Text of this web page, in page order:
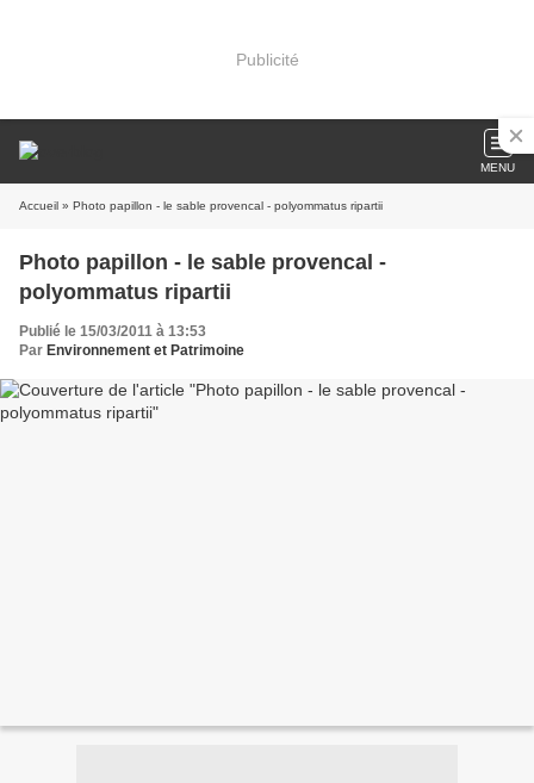
Publicité
MENU
Accueil » Photo papillon - le sable provencal - polyommatus ripartii
Photo papillon - le sable provencal -
polyommatus ripartii
Publié le 15/03/2011 à 13:53
Par Environnement et Patrimoine